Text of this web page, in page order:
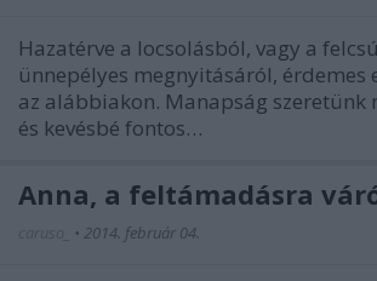
Hazatérve a locsolásból, vagy a
ünnepélyes megnyitásáról, érdemes
az alábbiakon. Manapság szeretünk
és kevésbé fontos…
Anna, a feltámadásra
caruso_ • 2014. február 04.